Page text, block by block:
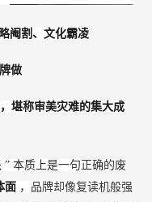
阉割、文化霸凌
做
堪称审美灾难的集大成
” 本质上是一句正确的废
面 ，品牌却像复读机般强